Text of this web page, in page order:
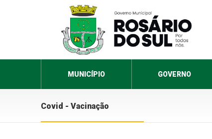
MUNICÍPIO GOVERNO
Covid - Vacinação